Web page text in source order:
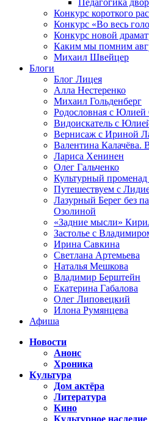
Педагогика
Конкурс короткого
Конкурс «Во весь
Конкурс новой
Каким мы помним
Михаил Швейцер
Блоги
Блог Лицея
Алла Нестеренко
Михаил Гольденберг
Родословная с
Видоискатель с
Вернисаж с Ириной
Валентина Калачёва.
Лариса Хенинен
Олег Гальченко
Культурный
Путешествуем с
Лазурный Берег без
Озолиной
«Задние мысли»
Застолье с
Ирина Савкина
Светлана Артемьева
Наталья Мешкова
Владимир Берштейн
Екатерина Габалова
Олег Липовецкий
Илона Румянцева
Афиша
Новости
Анонс
Хроника
Культура
Дом актёра
Литература
Кино